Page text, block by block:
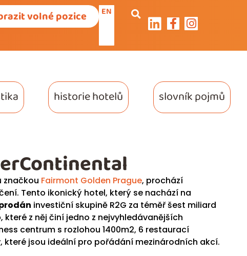
volné pozice EN
historie hotelů slovník pojmů
značkou Fairmont Golden Prague, prochází
Tento ikonický hotel, který se nachází na
investiční skupině R2G za téměř šest miliard
z něj činí jedno z nejvyhledávanějších
centrum s rozlohou 1400m2, 6 restaurací
jsou ideální pro pořádání mezinárodních akcí.